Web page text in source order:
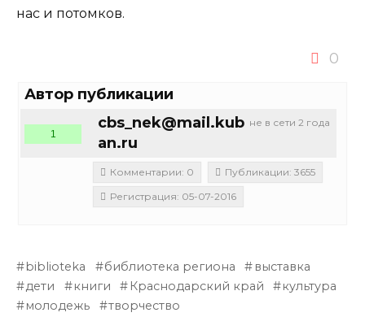
нас и потомков.
0
Автор публикации
не в сети 2 года
cbs_nek@mail.kub
an.ru
1
Комментарии: 0
Публикации: 3655
Регистрация: 05-07-2016
biblioteka библиотека региона
выставка
дети
книги Краснодарский край
культура
молодежь
творчество